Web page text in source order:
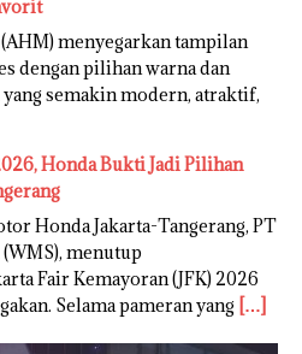
menyegarkan tampilan
dengan pilihan warna dan
semakin modern, atraktif,
Honda Bukti Jadi Pilihan
Honda Jakarta-Tangerang, PT
menutup
Fair Kemayoran (JFK) 2026
Selama pameran yang […]